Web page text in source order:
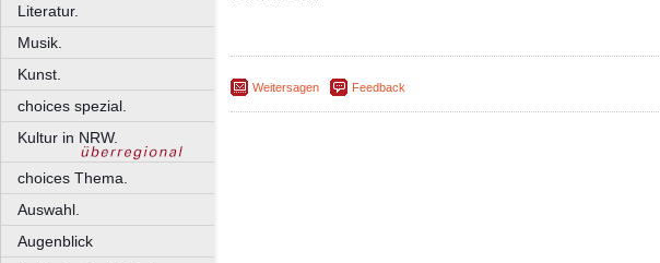
Literatur.
Musik.
Kunst.
choices spezial.
Kultur in NRW.
choices Thema.
Auswahl.
Augenblick
Weitersagen Feedback